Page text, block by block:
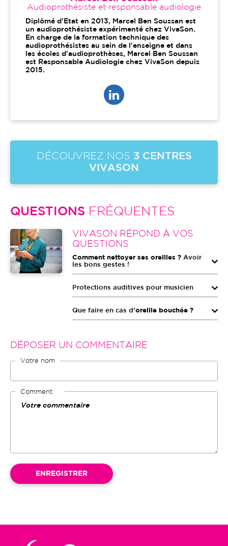
Audioprothésiste et responsable audiologie
Diplômé d'Etat en 2013, Marcel Ben Soussan est
un audioprothésiste expérimenté chez VivaSon.
En charge de la formation technique des
audioprothésistes au sein de l'enseigne et dans
les écoles d'audioprothèses, Marcel Ben Soussan
est Responsable Audiologie chez VivaSon depuis
2015.
DÉCOUVREZ NOS 3 CENTRES
VIVASON
QUESTIONS FRÉQUENTES
Image
VIVASON RÉPOND À VOS
QUESTIONS
Comment nettoyer ses oreilles ? Avoir
les bons gestes !
Protections auditives pour musicien
Que faire en cas d’oreille bouchée ?
DÉPOSER UN COMMENTAIRE
Votre nom
Comment